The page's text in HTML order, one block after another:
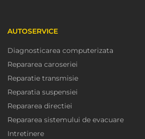
AUTOSERVICE
Diagnosticarea computerizata
Repararea caroseriei
Reparatie transmisie
Reparatia suspensiei
Repararea directiei
Repararea sistemului de evacuare
Intretinere